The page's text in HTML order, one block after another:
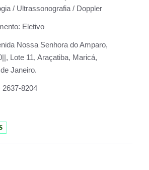
/ Ultrassonografia / Doppler
Eletivo
Nossa Senhora do Amparo,
Lote 11, Araçatiba, Maricá,
Janeiro.
2637-8204